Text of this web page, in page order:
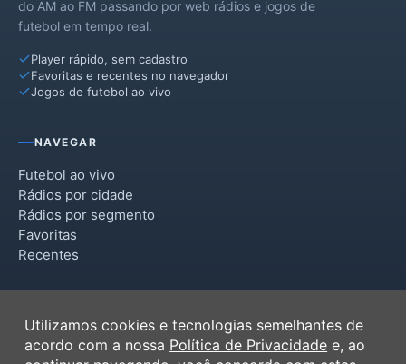
do AM ao FM passando por web rádios e jogos de
futebol em tempo real.
Player rápido, sem cadastro
Favoritas e recentes no navegador
Jogos de futebol ao vivo
NAVEGAR
Futebol ao vivo
Rádios por cidade
Rádios por segmento
Favoritas
Recentes
Termos de Uso
Política de Privacidade
Utilizamos cookies e tecnologias semelhantes de
acordo com a nossa Política de Privacidade e, ao